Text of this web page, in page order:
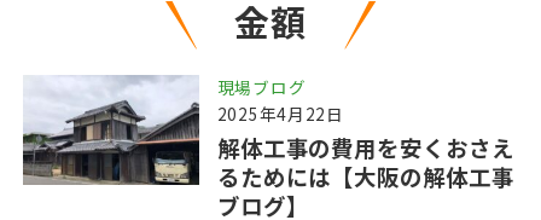
金額
現場ブログ
2025年4月22日
解体工事の費用を安くおさえ
るためには【大阪の解体工事
ブログ】